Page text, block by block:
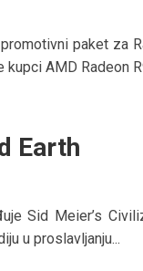
paket za
AMD Radeon
Earth
Sid Meier’s
u proslavljanju...